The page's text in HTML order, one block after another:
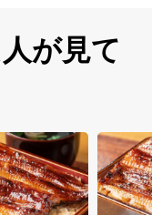
が見て